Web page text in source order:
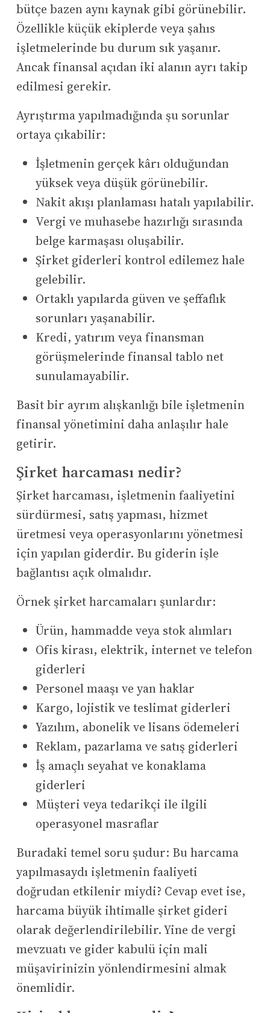
bütçe bazen aynı kaynak gibi görünebilir.
Özellikle küçük ekiplerde veya şahıs
işletmelerinde bu durum sık yaşanır.
Ancak finansal açıdan iki alanın ayrı takip
edilmesi gerekir.
Ayrıştırma yapılmadığında şu sorunlar
ortaya çıkabilir:
İşletmenin gerçek kârı olduğundan
yüksek veya düşük görünebilir.
Nakit akışı planlaması hatalı yapılabilir.
Vergi ve muhasebe hazırlığı sırasında
belge karmaşası oluşabilir.
Şirket giderleri kontrol edilemez hale
gelebilir.
Ortaklı yapılarda güven ve şeffaflık
sorunları yaşanabilir.
Kredi, yatırım veya finansman
görüşmelerinde finansal tablo net
sunulamayabilir.
Basit bir ayrım alışkanlığı bile işletmenin
finansal yönetimini daha anlaşılır hale
getirir.
Şirket harcaması nedir?
Şirket harcaması, işletmenin faaliyetini
sürdürmesi, satış yapması, hizmet
üretmesi veya operasyonlarını yönetmesi
için yapılan giderdir. Bu giderin işle
bağlantısı açık olmalıdır.
Örnek şirket harcamaları şunlardır:
Ürün, hammadde veya stok alımları
Ofis kirası, elektrik, internet ve telefon
giderleri
Personel maaşı ve yan haklar
Kargo, lojistik ve teslimat giderleri
Yazılım, abonelik ve lisans ödemeleri
Reklam, pazarlama ve satış giderleri
İş amaçlı seyahat ve konaklama
giderleri
Müşteri veya tedarikçi ile ilgili
operasyonel masraflar
Buradaki temel soru şudur: Bu harcama
yapılmasaydı işletmenin faaliyeti
doğrudan etkilenir miydi? Cevap evet ise,
harcama büyük ihtimalle şirket gideri
olarak değerlendirilebilir. Yine de vergi
mevzuatı ve gider kabulü için mali
müşavirinizin yönlendirmesini almak
önemlidir.